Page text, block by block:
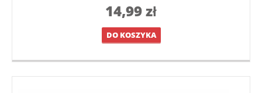
14,99zł
DO KOSZYKA